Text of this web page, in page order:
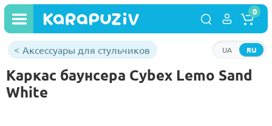
RU
UA
0
Аксессуары для стульчиков
Каркас баунсера Cybex Lemo Sand
White